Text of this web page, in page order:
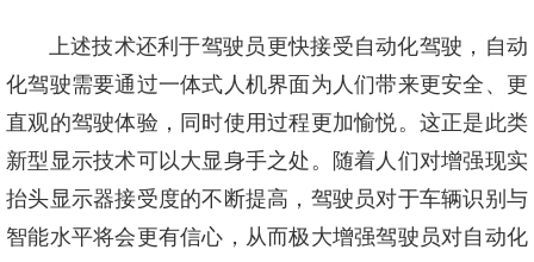
上述技术还利于驾驶员更快接受自动化驾驶，自动
化驾驶需要通过一体式人机界面为人们带来更安全、更
直观的驾驶体验，同时使用过程更加愉悦。这正是此类
新型显示技术可以大显身手之处。随着人们对增强现实
抬头显示器接受度的不断提高，驾驶员对于车辆识别与
智能水平将会更有信心，从而极大增强驾驶员对自动化